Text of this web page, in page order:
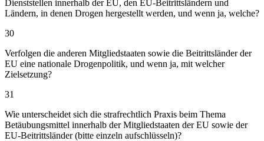
Dienststellen innerhalb der EU, den EU-Beitrittsländern und
Ländern, in denen Drogen hergestellt werden, und wenn ja, welche?
30
Verfolgen die anderen Mitgliedstaaten sowie die Beitrittsländer der
EU eine nationale Drogenpolitik, und wenn ja, mit welcher
Zielsetzung?
31
Wie unterscheidet sich die strafrechtlich Praxis beim Thema
Betäubungsmittel innerhalb der Mitgliedstaaten der EU sowie der
EU-Beitrittsländer (bitte einzeln aufschlüsseln)?